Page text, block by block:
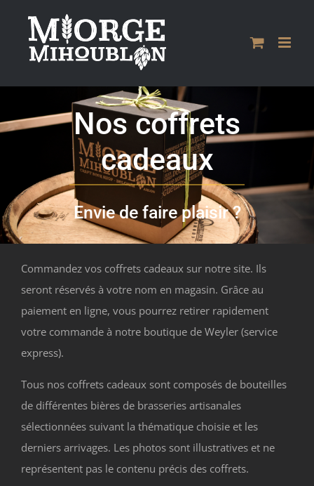
contenu
Nos coffrets
cadeaux
Envie de faire plaisir ?
Commandez vos coffrets cadeaux sur notre site. Ils
seront réservés à votre nom en magasin. Grâce au
paiement en ligne, vous pourrez retirer rapidement
votre commande à notre boutique de Weyler (service
express).
Tous nos coffrets cadeaux sont composés de bouteilles
de différentes bières de brasseries artisanales
sélectionnées suivant la thématique choisie et les
derniers arrivages. Les photos sont illustratives et ne
représentent pas le contenu précis des coffrets.